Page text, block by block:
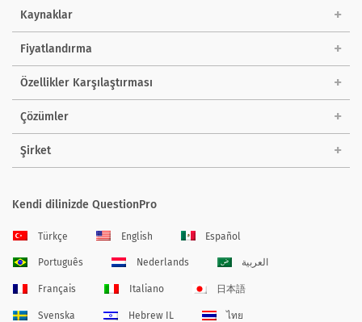
Kaynaklar
Fiyatlandırma
Özellikler Karşılaştırması
Çözümler
Şirket
Kendi dilinizde QuestionPro
Türkçe English Español
Português Nederlands العربية
Français Italiano 日本語
Svenska Hebrew IL ไทย